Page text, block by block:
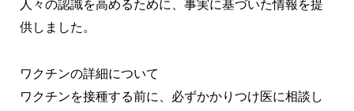
人々の認識を高めるために、事実に基づいた情報を提
供しました。
ワクチンの詳細について
ワクチンを接種する前に、必ずかかりつけ医に相談し